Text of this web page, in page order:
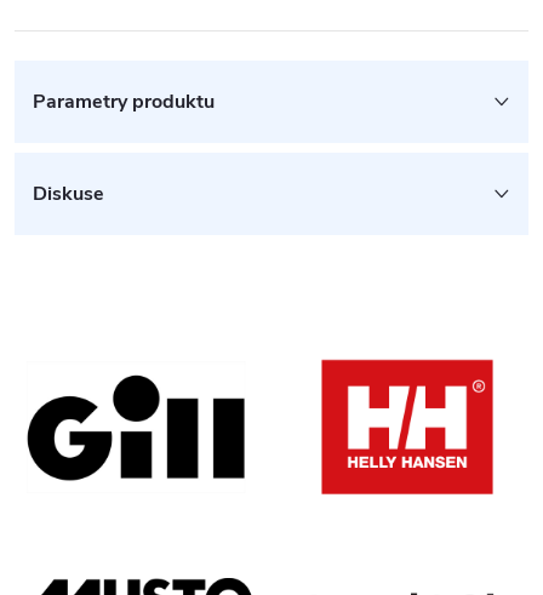
Parametry produktu
Diskuse